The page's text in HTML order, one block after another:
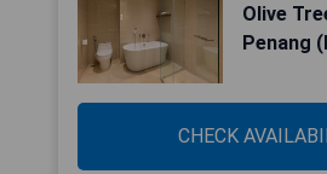
Olive
Penang
CHECK